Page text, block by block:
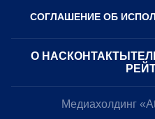
СОГЛАШЕНИЕ ОБ
О НАС КОНТАКТЫ
Медиахолдинг